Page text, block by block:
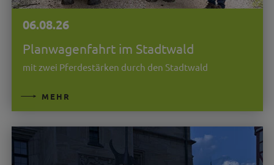
06.08.26
Planwagenfahrt im Stadtwald
mit zwei Pferdestärken durch den Stadtwald
MEHR